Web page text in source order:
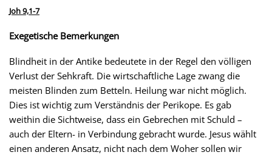
Joh 9,1-7
Exegetische Bemerkungen
Blindheit in der Antike bedeutete in der Regel den völligen
Verlust der Sehkraft. Die wirtschaftliche Lage zwang die
meisten Blinden zum Betteln. Heilung war nicht möglich.
Dies ist wichtig zum Verständnis der Perikope. Es gab
weithin die Sichtweise, dass ein Gebrechen mit Schuld –
auch der Eltern- in Verbindung gebracht wurde. Jesus wählt
einen anderen Ansatz, nicht nach dem Woher sollen wir